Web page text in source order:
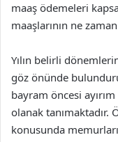
maaş ödemeleri
maaşlarının ne
Yılın belirli
göz önünde
bayram öncesi
olanak tanımaktadır.
konusunda